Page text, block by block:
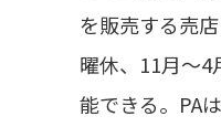
を販売する売
曜休、11月～
能できる。PA